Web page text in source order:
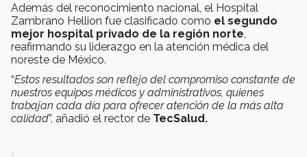
Además del reconocimiento nacional, el Hospital
Zambrano Hellion fue clasificado como el segundo
mejor hospital privado de la región norte
reafirmando su liderazgo en la atención médica del
noreste de México.
“Estos resultados son reflejo del compromiso constante de
nuestros equipos médicos y administrativos, quienes
trabajan cada día para ofrecer atención de la más alta
calidad”, añadió el rector de TecSalud.